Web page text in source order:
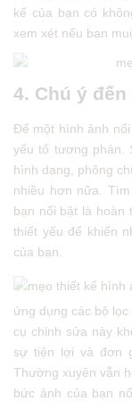
kế của bạn có
xem xét nếu bạn
4. Chú ý
Để một hình ảnh
yếu tố tương phản.
hình dạng, phông
nhiều hơn nữa.
bạn nổi bật là hoàn
thiết yếu để khiến
của bạn.
ứng dụng các bộ
cụ chỉnh sửa này
sự tiện lợi và đơn
Thường xuyên vẫn
bức ảnh của bạn